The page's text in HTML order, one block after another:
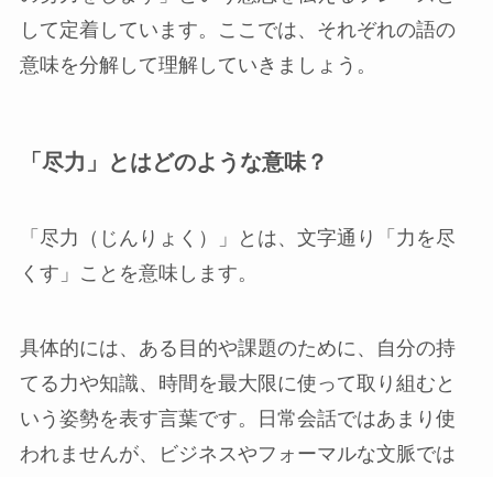
して定着しています。ここでは、それぞれの語の
意味を分解して理解していきましょう。
「尽力」とはどのような意味？
「尽力（じんりょく）」とは、文字通り「力を尽
くす」ことを意味します。
具体的には、ある目的や課題のために、自分の持
てる力や知識、時間を最大限に使って取り組むと
いう姿勢を表す言葉です。日常会話ではあまり使
われませんが、ビジネスやフォーマルな文脈では